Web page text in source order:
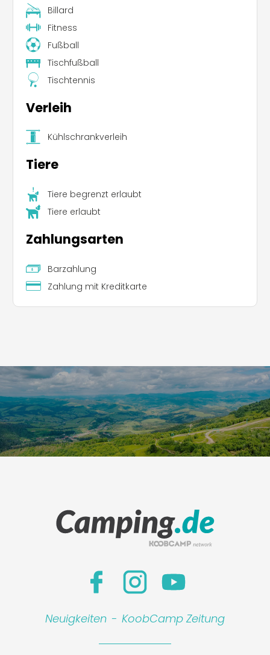
Billard
Fitness
Fußball
Tischfußball
Tischtennis
Verleih
Kühlschrankverleih
Tiere
Tiere begrenzt erlaubt
Tiere erlaubt
Zahlungsarten
Barzahlung
Zahlung mit Kreditkarte
Neuigkeiten - KoobCamp Zeitung